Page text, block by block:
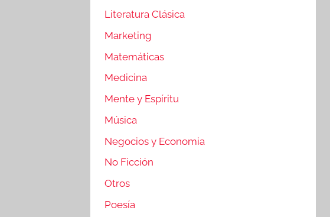
Literatura Clásica
Marketing
Matemáticas
Medicina
Mente y Espíritu
Música
Negocios y Economia
No Ficción
Otros
Poesía